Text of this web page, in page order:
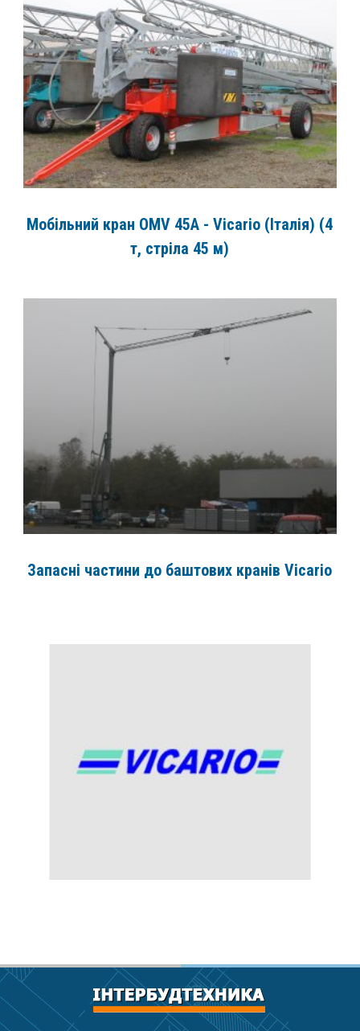
Мобільний кран OMV 45A - Vicario (Італія) (4
т, стріла 45 м)
Запасні частини до баштових кранів Vicario